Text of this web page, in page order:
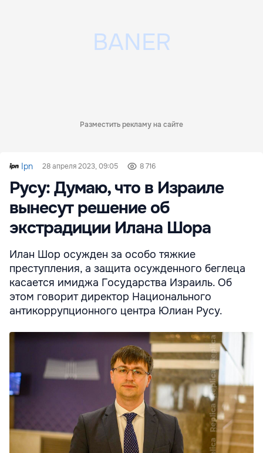
Разместить рекламу на сайте
Ipn 28 апреля 2023, 09:05 8 716
Русу: Думаю, что в Израиле
вынесут решение об
экстрадиции Илана Шора
Илан Шор осужден за особо тяжкие
преступления, а защита осужденного беглеца
касается имиджа Государства Израиль. Об
этом говорит директор Национального
антикоррупционного центра Юлиан Русу.